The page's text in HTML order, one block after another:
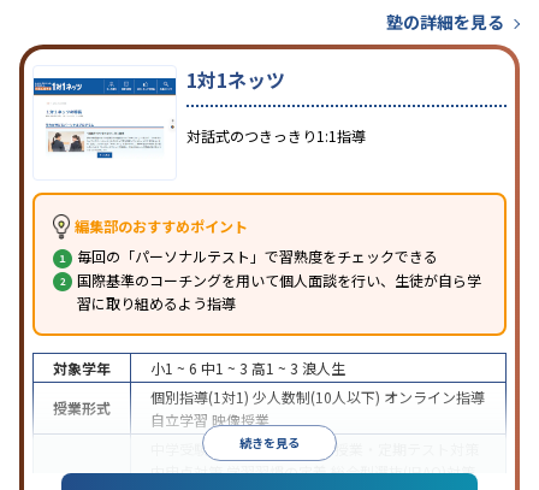
塾の詳細を見る
1対1ネッツ
対話式のつきっきり1:1指導
編集部のおすすめポイント
毎回の「パーソナルテスト」で習熟度をチェックできる
国際基準のコーチングを用いて個人面談を行い、生徒が自ら学
習に取り組めるよう指導
続きを見る
対象学年 小1 ~ 6 中1 ~ 3 高1 ~ 3 浪人生
授業形式
個別指導(1対1) 少人数制(10人以下) オンライン指導
自立学習 映像授業
中学受験 高校受験大学受験
授業・定期テスト対策
内申点対策学習習慣の定着総合型選抜(旧AO)対策